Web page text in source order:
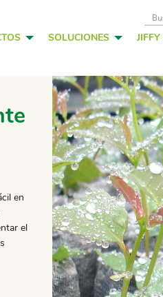
SOLUCIONES
en
el